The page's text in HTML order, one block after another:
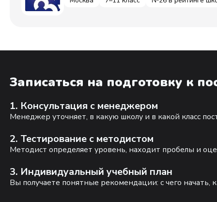
Записаться на подготовку к
1. Консультация с менеджером
Менеджер уточняет, в какую школу и в какой класс
2. Тестирование с методистом
Методист определяет уровень, находит пробелы и
3. Индивидуальный учебный план
Вы получаете понятные рекомендации: с чего начать,